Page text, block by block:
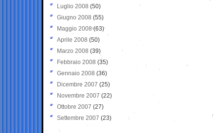
Luglio 2008 (50)
Giugno 2008 (55)
Maggio 2008(63)
Aprile 2008 (50)
Marzo 2008 (39)
Febbraio 2008 (35)
Gennaio 2008 (36)
Dicembre 2007 (25)
Novembre 2007 (22)
Ottobre 2007 (27)
Settembre 2007 (23)